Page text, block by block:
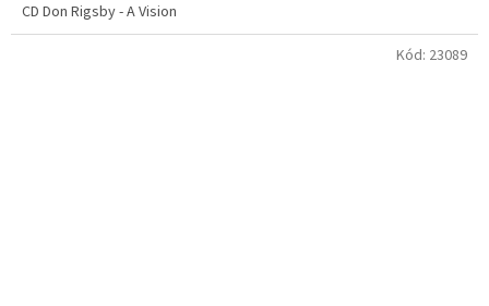
CD Don Rigsby - A Vision
Kód: 23089